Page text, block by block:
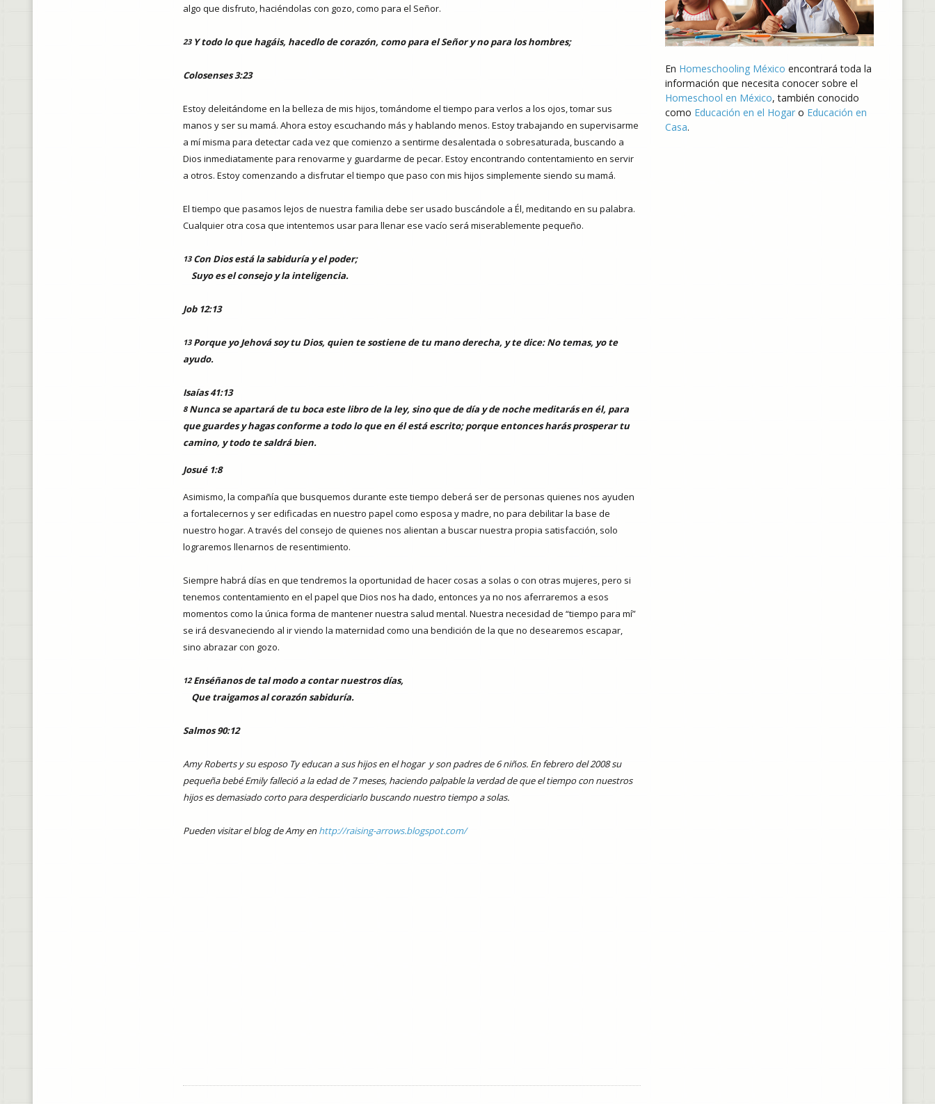
algo que disfruto, haciéndolas con gozo, como para el Señor.
23Y todo lo que hagáis, hacedlo de corazón, como para el Señor y no para los hombres;
Colosenses 3:23
Estoy deleitándome en la belleza de mis hijos, tomándome el tiempo para verlos a los ojos, tomar sus
manos y ser su mamá. Ahora estoy escuchando más y hablando menos. Estoy trabajando en supervisarme
a mí misma para detectar cada vez que comienzo a sentirme desalentada o sobresaturada, buscando a
Dios inmediatamente para renovarme y guardarme de pecar. Estoy encontrando contentamiento en servir
a otros. Estoy comenzando a disfrutar el tiempo que paso con mis hijos simplemente siendo su mamá.
El tiempo que pasamos lejos de nuestra familia debe ser usado buscándole a Él, meditando en su palabra.
Cualquier otra cosa que intentemos usar para llenar ese vacío será miserablemente pequeño.
13Con Dios está la sabiduría y el poder;
Suyo es el consejo y la inteligencia.
Job 12:13
13Porque yo Jehová soy tu Dios, quien te sostiene de tu mano derecha, y te dice: No temas, yo te
ayudo.
Isaías 41:13
8Nunca se apartará de tu boca este libro de la ley, sino que de día y de noche meditarás en él, para
que guardes y hagas conforme a todo lo que en él está escrito; porque entonces harás prosperar tu
camino, y todo te saldrá bien.
Josué 1:8
Asimismo, la compañía que busquemos durante este tiempo deberá ser de personas quienes nos ayuden
a fortalecernos y ser edificadas en nuestro papel como esposa y madre, no para debilitar la base de
nuestro hogar. A través del consejo de quienes nos alientan a buscar nuestra propia satisfacción, solo
lograremos llenarnos de resentimiento.
Siempre habrá días en que tendremos la oportunidad de hacer cosas a solas o con otras mujeres, pero si
tenemos contentamiento en el papel que Dios nos ha dado, entonces ya no nos aferraremos a esos
momentos como la única forma de mantener nuestra salud mental. Nuestra necesidad de “tiempo para mí”
se irá desvaneciendo al ir viendo la maternidad como una bendición de la que no desearemos escapar,
sino abrazar con gozo.
12Enséñanos de tal modo a contar nuestros días,
Que traigamos al corazón sabiduría.
Salmos 90:12
Amy Roberts y su esposo Ty educan a sus hijos en el hogar y son padres de 6 niños. En febrero del 2008 su
pequeña bebé Emily falleció a la edad de 7 meses, haciendo palpable la verdad de que el tiempo con nuestros
hijos es demasiado corto para desperdiciarlo buscando nuestro tiempo a solas.
Pueden visitar el blog de Amy enhttp://raising-arrows.blogspot.com/
En Homeschooling México encontrará toda la
información que necesita conocer sobre el
Homeschool en México, también conocido
como Educación en el Hogar o Educación en
Casa.